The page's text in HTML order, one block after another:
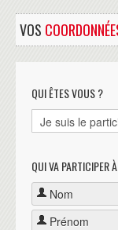
VOS
QUI ÊTES VOUS ?
QUI VA PARTICIPER
Nom
Prénom